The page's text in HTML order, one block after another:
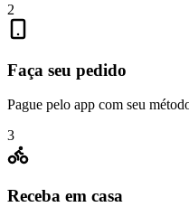
2
Faça seu pedido
Pague pelo app com seu
3
Receba em casa